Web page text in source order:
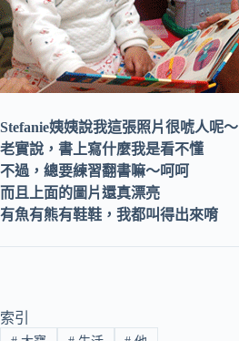
Stefanie姨姨說我這張照片很唬人呢～
老實說，書上寫什麼我是看不懂
不過，總要練習翻書嘛～呵呵
而且上面的圖片還真漂亮
有魚有熊有鞋鞋，我都叫得出來唷
索引